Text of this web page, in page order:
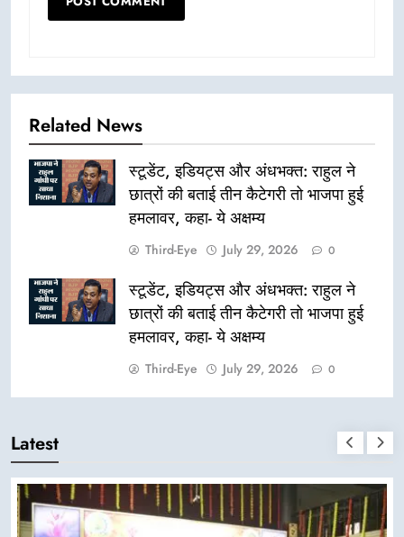
Related News
स्टूडेंट, इडियट्स और अंधभक्त: राहुल ने
छात्रों की बताई तीन कैटेगरी तो भाजपा हुई
हमलावर, कहा- ये अक्षम्य
Third-Eye July 29, 2026 0
स्टूडेंट, इडियट्स और अंधभक्त: राहुल ने
छात्रों की बताई तीन कैटेगरी तो भाजपा हुई
हमलावर, कहा- ये अक्षम्य
Third-Eye July 29, 2026 0
Latest